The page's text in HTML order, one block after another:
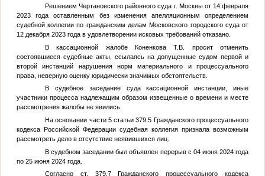
Решением Чертановского районного суда г. Москвы от 14 февраля
2023 года оставленным без изменения апелляционным определением
судебной коллегии по гражданским делам Московского городского суда от
12 декабря 2023 года в удовлетворении исковых требований отказано.
В кассационной жалобе Коненкова Т.В.
просит отменить
состоявшиеся судебные акты, ссылаясь на допущенные судом первой и
второй инстанций нарушения норм материального и процессуального
права, неверную оценку юридически значимых обстоятельств.
В судебное заседание суда кассационной инстанции, иные
участники процесса надлежащим образом извещенные о времени и месте
рассмотрения жалобы не явились.
На основании части 5 статьи 379.5 Гражданского процессуального
кодекса Российской Федерации судебная коллегия признала возможным
рассмотреть дело в отсутствие неявившихся лиц.
В судебном заседании был объявлен перерыв с 04 июня 2024 года
по 25 июня 2024 года.
Согласно ст. 379.7 Гражданского процессуального кодекса